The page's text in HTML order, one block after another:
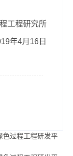
工程研究所
年4月 16 日
色过程工程研发平